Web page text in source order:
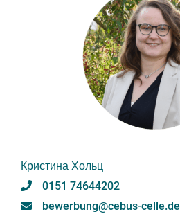
Кристина Хольц
0151 74644202
bewerbung@cebus-celle.de